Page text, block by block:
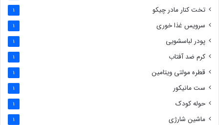
تخت کنار مادر چیکو 1
سرویس غذا خوری 1
پودر لباسشویی 1
کرم ضد آفتاب 1
قطره مولتی ویتامین 1
ست مانیکور 1
حوله کودک 1
ماشین شارژی 1